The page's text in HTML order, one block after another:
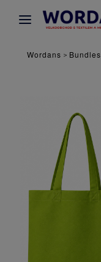
× Aplikace
Lepší ceny v
Wordans > Bundles